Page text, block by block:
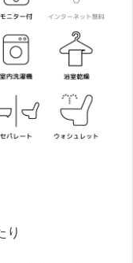
り